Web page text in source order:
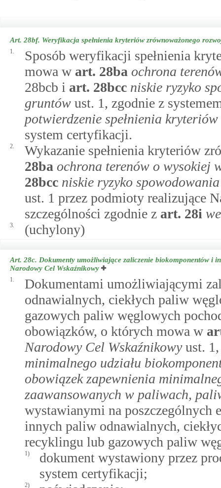
Art. 28bf. Weryfikacja spełnienia kryteriów zrównoważonego
1.
Sposób weryfikacji spełnienia
mowa w art. 28ba ochrona
28bcb i art. 28bcc niskie ryzyko
gruntów ust. 1, zgodnie z
potwierdzenie spełnienia
system certyfikacji.
2.
Wykazanie spełnienia kryteriów
28ba ochrona terenów o wysokiej
28bcc niskie ryzyko
ust. 1 przez podmioty realizujące
szczególności zgodnie z art. 28i
3. (uchylony)
Art. 28c. Dokumenty umożliwiające zaliczenie biokomponentów i
Narodowy Cel Wskaźnikowy
1.
Dokumentami umożliwiającymi
odnawialnych, ciekłych paliw
gazowych paliw węglowych
obowiązków, o których mowa w
Narodowy Cel Wskaźnikowyust.
minimalnego udziału
obowiązek zapewnienia
zaawansowanych w paliwach,
wystawianymi na poszczególnych
innych paliw odnawialnych,
recyklingu lub gazowych paliw
1)
dokument wystawiony przez
system certyfikacji;
2)